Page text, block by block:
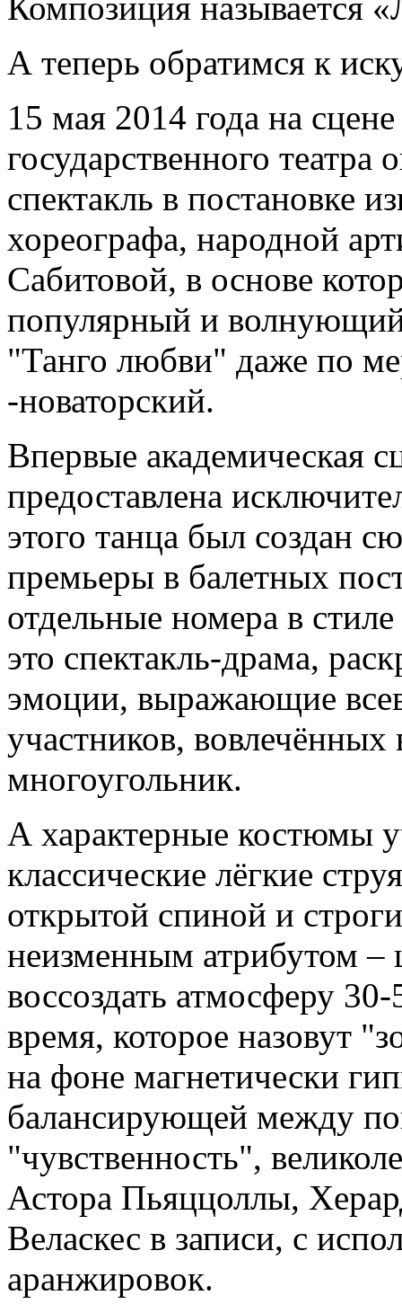
Композиция называется
А теперь обратимся к
15 мая 2014 года на
государственного театра
спектакль в постановке
хореографа, народной
Сабитовой, в основе
популярный и волнующий
"Танго любви" даже по
-новаторский.
Впервые академическая
предоставлена
этого танца был создан
премьеры в балетных
отдельные номера в
это спектакль-драма,
эмоции, выражающие
участников,
многоугольник.
А характерные костюмы
классические лёгкие
открытой спиной и
неизменным атрибутом
воссоздать атмосферу
время, которое назовут
на фоне магнетически
балансирующей между
"чувственность",
Астора Пьяццоллы,
Веласкес в записи, с
аранжировок.